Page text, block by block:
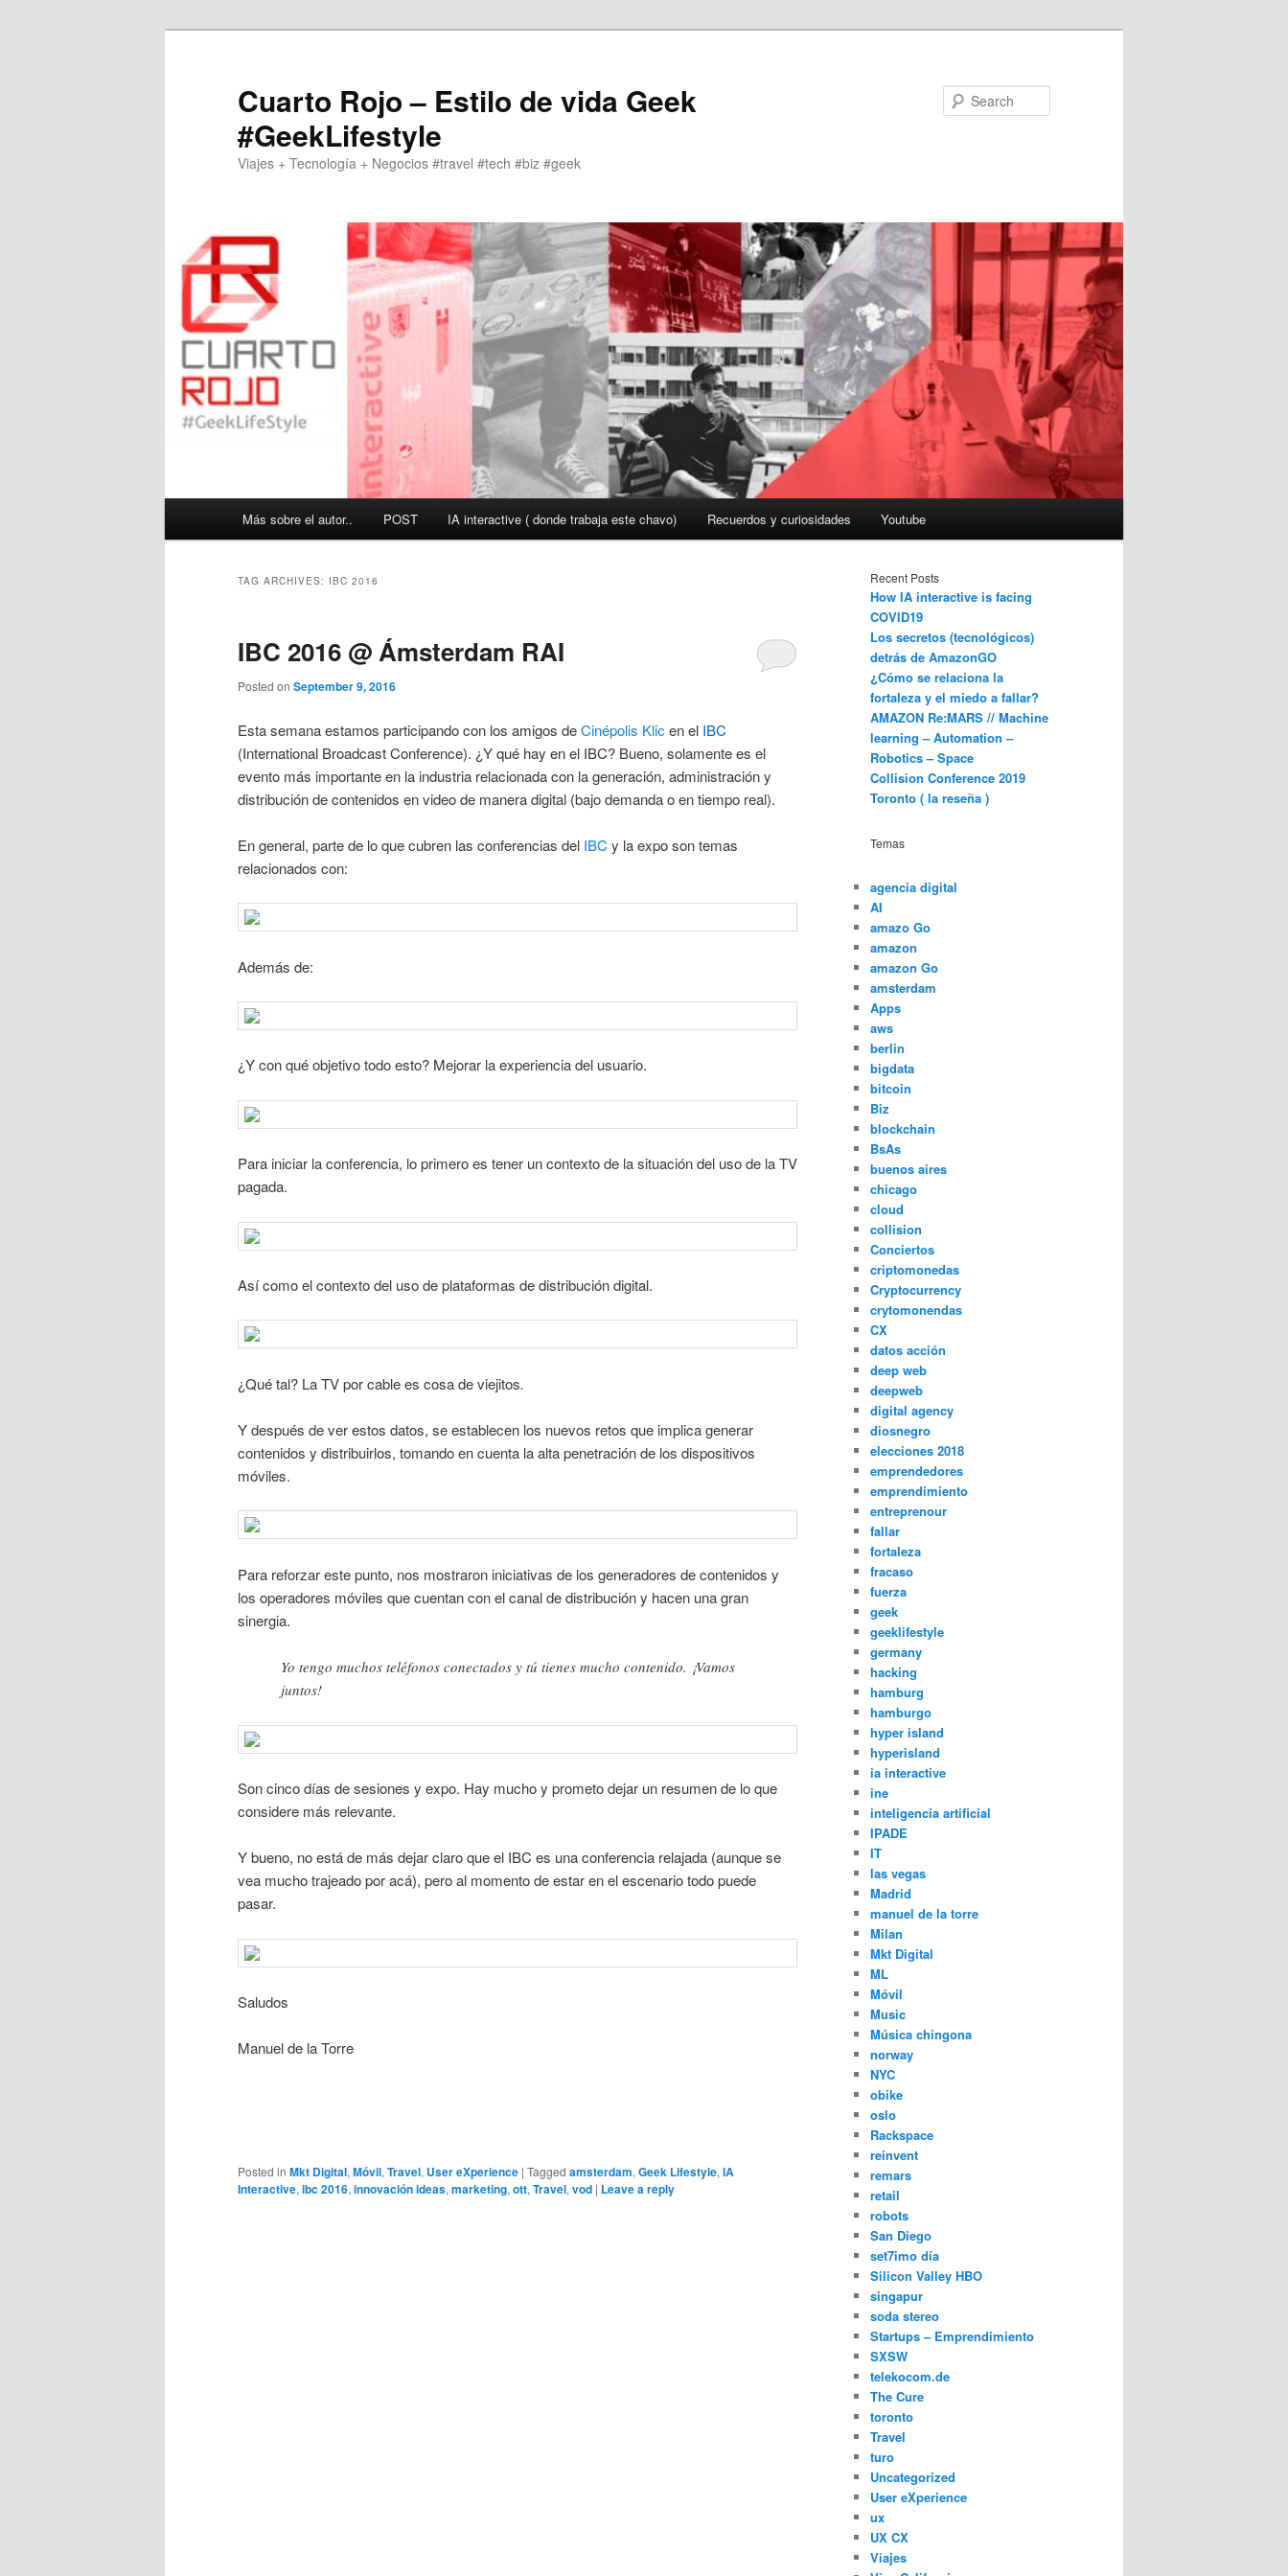
Cuarto Rojo – Estilo de vida Geek
#GeekLifestyle
Viajes + Tecnología + Negocios #travel #tech #biz #geek
Más sobre el autor.. POST IA interactive ( donde trabaja este chavo) Recuerdos y curiosidades Youtube
TAG ARCHIVES: IBC 2016
IBC 2016 @ Ámsterdam RAI
Posted on September 9, 2016
Esta semana estamos participando con los amigos deCinépolis Klic en el IBC
(International Broadcast Conference). ¿Y qué hay en el IBC? Bueno, solamente es el
evento más importante en la industria relacionada con la generación, administración y
distribución de contenidos en video de manera digital (bajo demanda o en tiempo real).
En general, parte de lo que cubren las conferencias del IBC y la expo son temas
relacionados con:
Además de:
¿Y con qué objetivo todo esto? Mejorar la experiencia del usuario.
Para iniciar la conferencia, lo primero es tener un contexto de la situación del uso de la TV
pagada.
Así como el contexto del uso de plataformas de distribución digital.
¿Qué tal? La TV por cable es cosa de viejitos.
Y después de ver estos datos, se establecen los nuevos retos que implica generar
contenidos y distribuirlos, tomando en cuenta la alta penetración de los dispositivos
móviles.
Para reforzar este punto, nos mostraron iniciativas de los generadores de contenidos y
los operadores móviles que cuentan con el canal de distribución y hacen una gran
sinergia.
Yo tengo muchos teléfonos conectados y tú tienes mucho contenido. ¡Vamos
juntos!
Son cinco días de sesiones y expo. Hay mucho y prometo dejar un resumen de lo que
considere más relevante.
Y bueno, no está de más dejar claro que el IBC es una conferencia relajada (aunque se
vea mucho trajeado por acá), pero al momento de estar en el escenario todo puede
pasar.
Saludos
Manuel de la Torre
Posted in Mkt Digital, Móvil, Travel, User eXperience | Tagged amsterdam, Geek Lifestyle, IA
Interactive, ibc 2016, innovación ideas, marketing, ott, Travel, vod | Leave a reply
Recent Posts
How IA interactive is facing
COVID19
Los secretos (tecnológicos)
detrás de AmazonGO
¿Cómo se relaciona la
fortaleza y el miedo a fallar?
AMAZON Re:MARS // Machine
learning – Automation –
Robotics – Space
Collision Conference 2019
Toronto ( la reseña )
Temas
agencia digital
AI
amazo Go
amazon
amazon Go
amsterdam
Apps
aws
berlin
bigdata
bitcoin
Biz
blockchain
BsAs
buenos aires
chicago
cloud
collision
Conciertos
criptomonedas
Cryptocurrency
crytomonendas
CX
datos acción
deep web
deepweb
digital agency
diosnegro
elecciones 2018
emprendedores
emprendimiento
entreprenour
fallar
fortaleza
fracaso
fuerza
geek
geeklifestyle
germany
hacking
hamburg
hamburgo
hyper island
hyperisland
ia interactive
ine
inteligencia artificial
IPADE
IT
las vegas
Madrid
manuel de la torre
Milan
Mkt Digital
ML
Móvil
Music
Música chingona
norway
NYC
obike
oslo
Rackspace
reinvent
remars
retail
robots
San Diego
set7imo día
Silicon Valley HBO
singapur
soda stereo
Startups – Emprendimiento
SXSW
telekocom.de
The Cure
toronto
Travel
turo
Uncategorized
User eXperience
ux
UX CX
Viajes